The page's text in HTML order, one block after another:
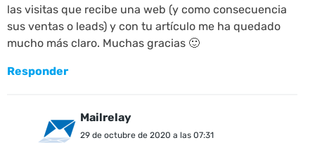
las visitas que recibe una web (y como consecuencia
sus ventas o leads) y con tu artículo me ha quedado
mucho más claro. Muchas gracias 🙂
Responder
Mailrelay
29 de octubre de 2020 a las 07:31